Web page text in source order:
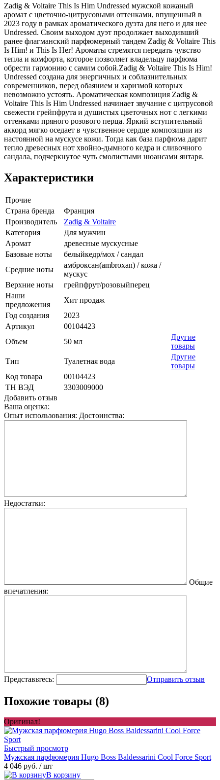
Zadig & Voltaire This Is Him Undressed мужской кожаный
аромат с цветочно-цитрусовыми оттенками, впущенный в
2023 году в рамках ароматического дуэта для него и для нее
Undressed. Своим выходом дуэт продолжает выходивший
ранее флагманский парфюмерный тандем Zadig & Voltaire This
Is Him! и This Is Her! Ароматы стремятся передать чувство
тепла и комфорта, которое позволяет владельцу парфюма
обрести гармонию с самим собой.Zadig & Voltaire This Is Him!
Undressed создана для энергичных и соблазнительных
современников, перед обаянием и харизмой которых
невозможно устоять. Ароматическая композиция Zadig &
Voltaire This Is Him Undressed начинает звучание с цитрусовой
свежести грейпфрута и душистых цветочных нот с легкими
оттенками пряного розового перца. Яркий вступительный
аккорд мягко оседает в чувственное сердце композиции из
настоянной на мускусе кожи. Тогда как база парфюма дарит
тепло древесных нот хвойно-дымного кедра и сливочного
сандала, подчеркнутое чуть смолистыми нюансами янтаря.
Характеристики
Прочие
Страна бренда
Франция
Производитель
Zadig & Voltaire
Категория
Для мужчин
Аромат
древесные мускусные
Базовые ноты
белыйкедр/мох / сандал
Средние ноты
амброксан(ambroxan) / кожа /
мускус
Верхние ноты
грейпфрут/розовыйперец
Наши
предложения
Хит продаж
Год создания
2023
Артикул
00104423
Объем
50 мл
Другие
товары
Тип
Туалетная вода
Другие
товары
Код товара
00104423
ТН ВЭД
3303009000
Добавить отзыв
Ваша оценка:
Опыт использования: Достоинства:
Недостатки:
Общие
впечатления:
Представьтесь: Отправить отзыв
Похожие товары (8)
Оригинал!
Быстрый просмотр
Мужская парфюмерия Hugo Boss Baldessarini Cool Force Sport
4 046 руб. / шт
В корзину